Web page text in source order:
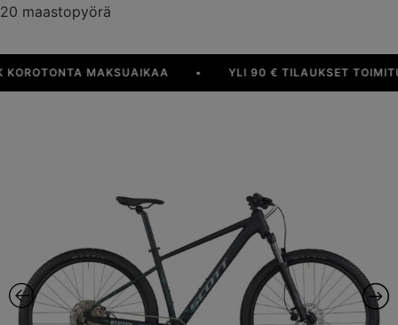
20 maastopyörä
MAKSUAIKAA • YLI 90 € TILAUKSET